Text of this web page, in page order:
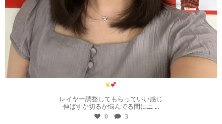
レイヤー調整してもらっていい感じ
伸ばすか切るか悩んでる間にニ ...
0 3